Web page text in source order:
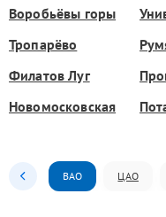
Воробьёвы горы
Тропарёво
Филатов Луг
Новомосковская
ВАО ЦАО